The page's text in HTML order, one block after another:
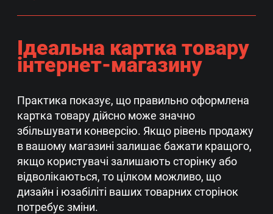
Ідеальна картка товару
інтернет-магазину
Практика показує, що правильно оформлена
картка товару дійсно може значно
збільшувати конверсію. Якщо рівень продажу
в вашому магазині залишає бажати кращого,
якщо користувачі залишають сторінку або
відволікаються, то цілком можливо, що
дизайн і юзабіліті ваших товарних сторінок
потребує зміни.